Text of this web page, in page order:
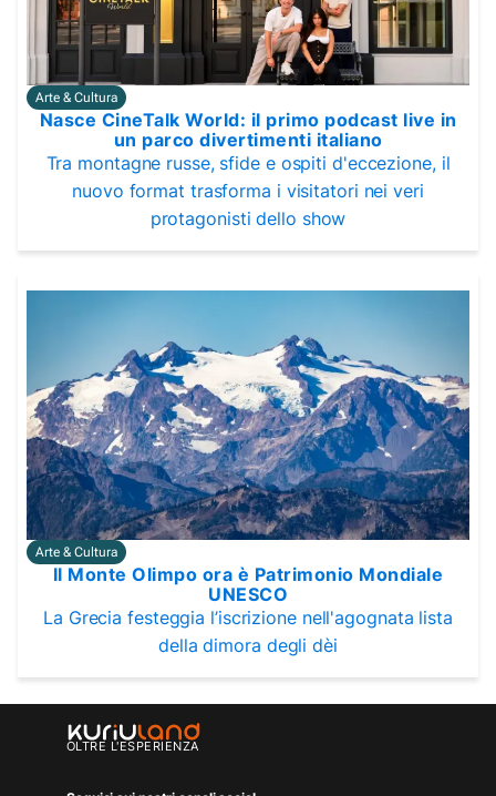
Arte & Cultura
Nasce CineTalk World: il primo podcast live in
un parco divertimenti italiano
Tra montagne russe, sfide e ospiti d'eccezione, il
nuovo format trasforma i visitatori nei veri
protagonisti dello show
Arte & Cultura
Il Monte Olimpo ora è Patrimonio Mondiale
UNESCO
La Grecia festeggia l’iscrizione nell'agognata lista
della dimora degli dèi
OLTRE L'ESPERIENZA